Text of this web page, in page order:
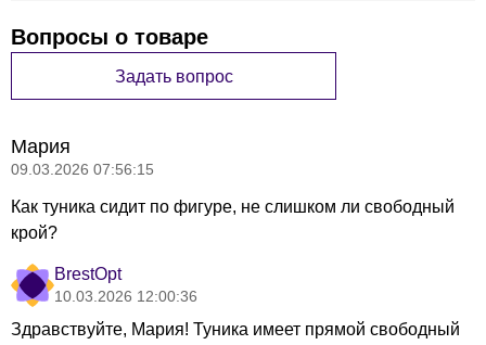
Ширина спинки,
58 58 58 62
проймой, (см)
ПОГ
Ширина по
бедрам, (см) ПОБ
Ширина плеча,
(см)
Вопросы о товаре
Задать вопрос
Мария
09.03.2026 07:56:15
Как туника сидит по фигуре, не слишком ли свободный
крой?
BrestOpt
10.03.2026 12:00:36
Здравствуйте, Мария! Туника имеет прямой свободный